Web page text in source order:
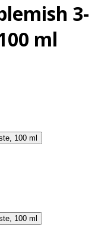
3-
ml
100 ml
100 ml